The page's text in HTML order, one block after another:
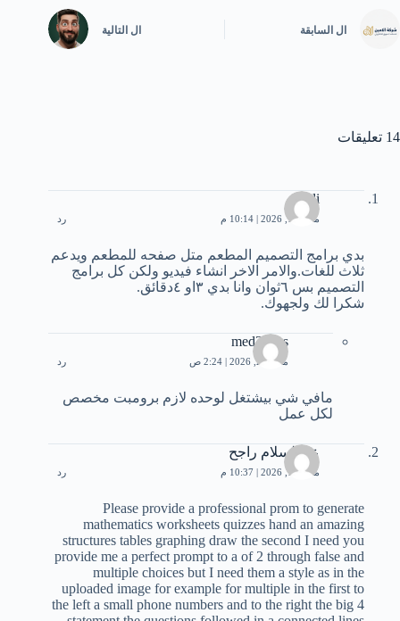
ال السابقة ال التالية
14 تعليقات
Ali
مارس 1, 2026 | 10:14 م رد
بدي برامج التصميم المطعم متل صفحه للمطعم ويدعم
ثلاث للغات.والامر الاخر انشاء فيديو ولكن كل برامج
التصميم بس ٦ثوان وانا بدي ٣او ٤دقائق.
شكرا لك ولجهوك.
med3bbas
مارس 2, 2026 | 2:24 ص رد
مافي شي بيشتغل لوحده لازم برومبت مخصص
لكل عمل
عبدالسلام راجح
مارس 1, 2026 | 10:37 م رد
Please provide a professional prom to generate
mathematics worksheets quizzes hand an amazing
structures tables graphing draw the second I need you
provide me a perfect prompt to a of 2 through false and
multiple choices but I need them a style as in the
uploaded image for example for multiple in the first to
the left a small phone numbers and to the right the big 4